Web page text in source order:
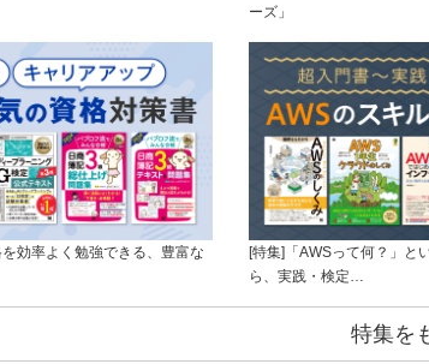
ーズ」
効率よく勉強できる、豊富な
[特集]「AWSって何？」と
ら、実践・検定…
特集を